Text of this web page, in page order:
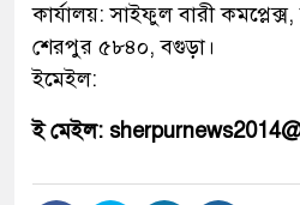
কার্যালয়: সাইফুল বারী
শেরপুর ৫৮৪০, বগুড়া।
ইমেইল:
ই মেইল: